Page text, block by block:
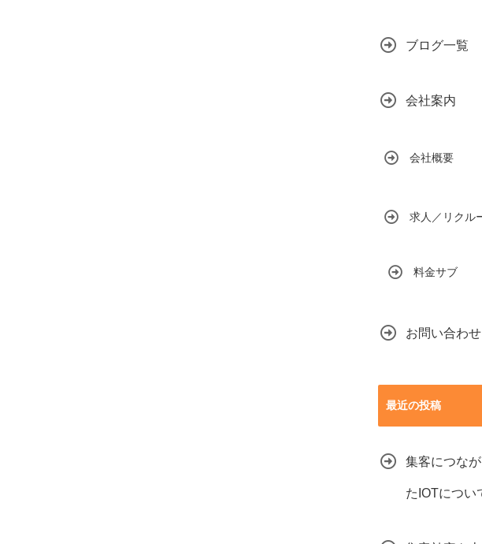
ブログ一覧
会社案内
会社概要
求人／リクル
料金サブ
お問い合わせ
最近の投稿
集客につな
たIOTについ